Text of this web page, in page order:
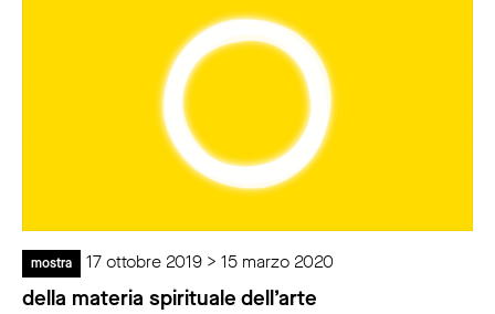
mostra 17 ottobre 2019 > 15 marzo 2020
della materia spirituale dell’arte